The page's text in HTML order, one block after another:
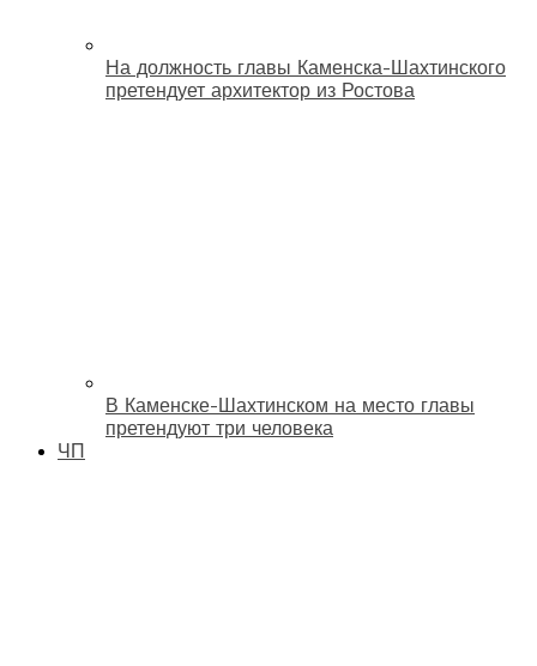
На должность главы Каменска-Шахтинского
претендует архитектор из Ростова
В Каменске-Шахтинском на место главы
претендуют три человека
ЧП